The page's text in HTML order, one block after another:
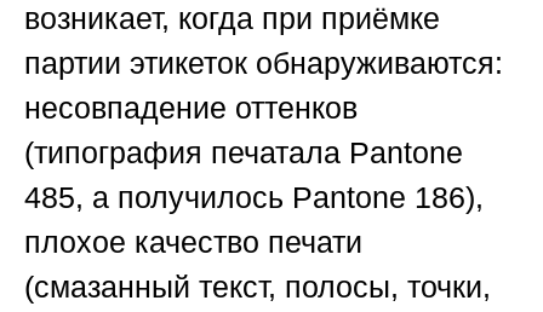
возникает, когда при приёмке
партии этикеток обнаруживаются:
несовпадение оттенков
(типография печатала Pantone
485, а получилось Pantone 186),
плохое качество печати
(смазанный текст, полосы, точки,